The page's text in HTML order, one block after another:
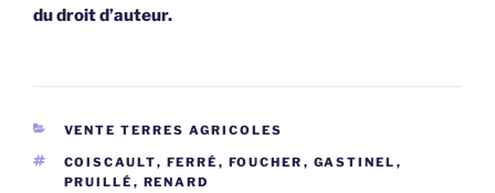
du droit d’auteur.
CATÉGORIES
VENTE TERRES AGRICOLES
ÉTIQUETTES
COISCAULT, FERRÉ , FOUCHER , GASTINEL ,
PRUILLÉ , RENARD